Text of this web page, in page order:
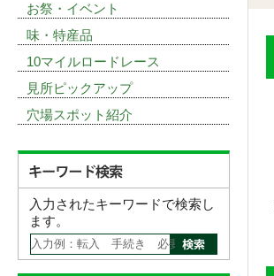
お祭・イベント
味・特産品
10マイルロードレース
見所ピックアップ
穴場スポット紹介
入力されたキーワードで検索し
ます。